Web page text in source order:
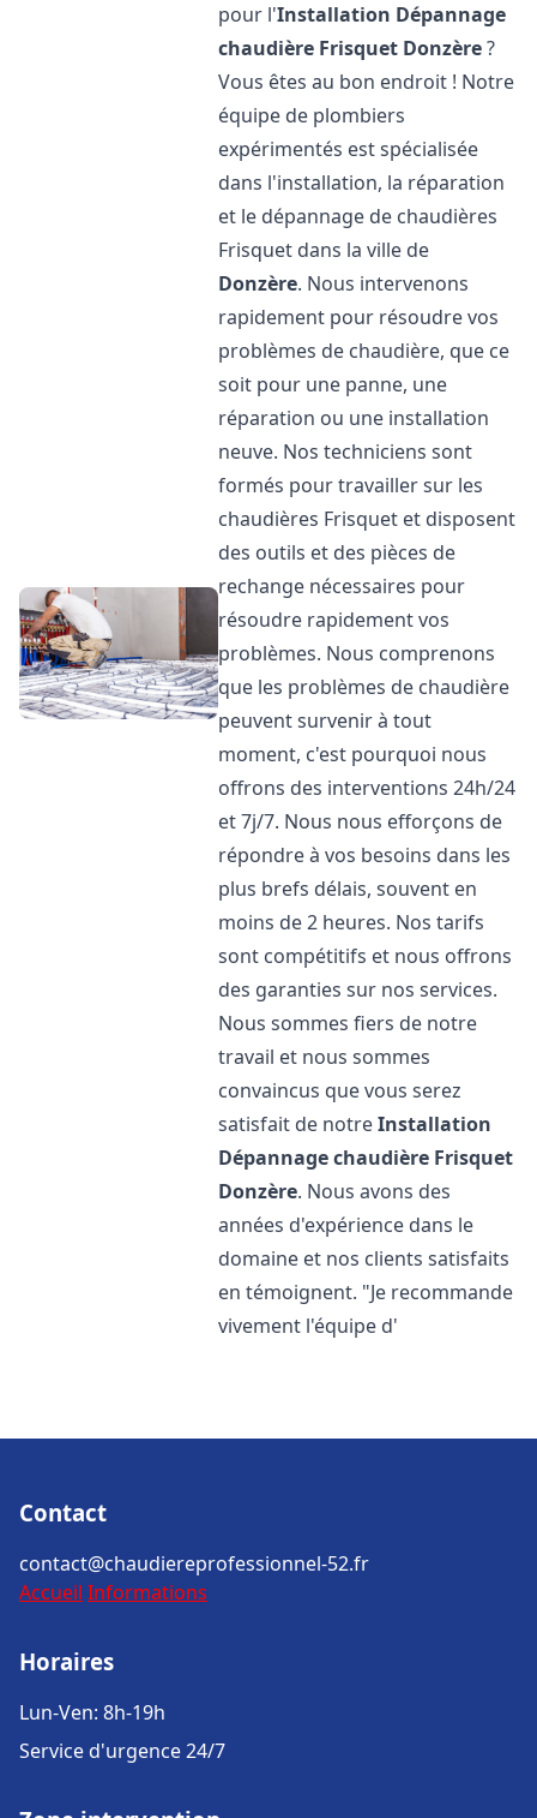
pour l'Installation Dépannage
chaudière Frisquet Donzère?
Vous êtes au bon endroit ! Notre
équipe de plombiers
expérimentés est spécialisée
dans l'installation, la réparation
et le dépannage de chaudières
Frisquet dans la ville de
Donzère. Nous intervenons
rapidement pour résoudre vos
problèmes de chaudière, que ce
soit pour une panne, une
réparation ou une installation
neuve. Nos techniciens sont
formés pour travailler sur les
chaudières Frisquet et disposent
des outils et des pièces de
rechange nécessaires pour
résoudre rapidement vos
problèmes. Nous comprenons
que les problèmes de chaudière
peuvent survenir à tout
moment, c'est pourquoi nous
offrons des interventions 24h/24
et 7j/7. Nous nous efforçons de
répondre à vos besoins dans les
plus brefs délais, souvent en
moins de 2 heures. Nos tarifs
sont compétitifs et nous offrons
des garanties sur nos services.
Nous sommes fiers de notre
travail et nous sommes
convaincus que vous serez
satisfait de notreInstallation
Dépannage chaudière Frisquet
Donzère. Nous avons des
années d'expérience dans le
domaine et nos clients satisfaits
en témoignent. "Je recommande
vivement l'équipe d'
Contact
contact@chaudiereprofessionnel-52.fr
Accueil Informations
Horaires
Lun-Ven: 8h-19h
Service d'urgence 24/7